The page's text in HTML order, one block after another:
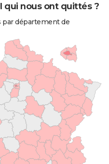
qui nous ont quittés ?
par département de